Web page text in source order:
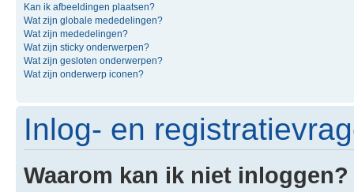
Kan ik afbeeldingen plaatsen?
Wat zijn globale mededelingen?
Wat zijn mededelingen?
Wat zijn sticky onderwerpen?
Wat zijn gesloten onderwerpen?
Wat zijn onderwerp iconen?
Inlog- en
Waarom kan ik niet inloggen?